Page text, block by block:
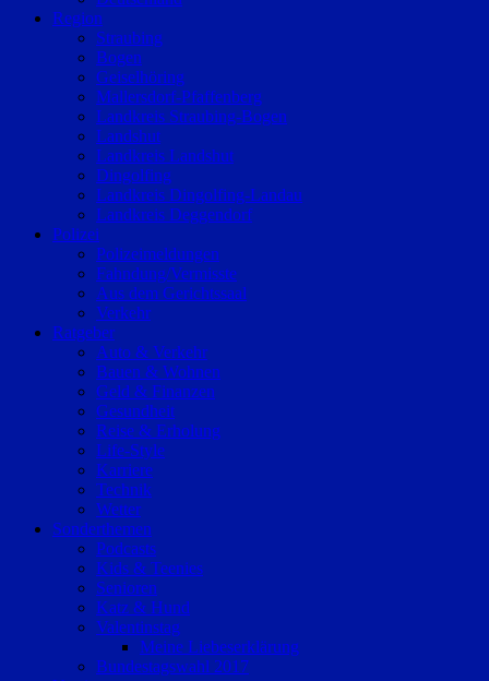
Region
Straubing
Bogen
Geiselhöring
Mallersdorf-Pfaffenberg
Landkreis Straubing-Bogen
Landshut
Landkreis Landshut
Dingolfing
Landkreis Dingolfing-Landau
Landkreis Deggendorf
Polizei
Polizeimeldungen
Fahndung/Vermisste
Aus dem Gerichtssaal
Verkehr
Ratgeber
Auto & Verkehr
Bauen & Wohnen
Geld & Finanzen
Gesundheit
Reise & Erholung
Life-Style
Karriere
Technik
Wetter
Sonderthemen
Podcasts
Kids & Teenies
Senioren
Katz & Hund
Valentinstag
Meine Liebeserklärung
Bundestagswahl 2017